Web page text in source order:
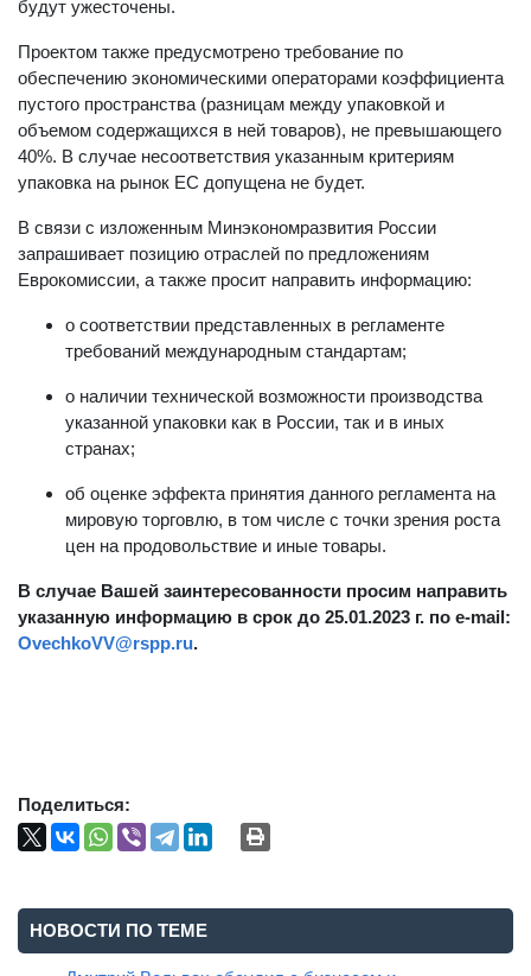
будут ужесточены.
Проектом также предусмотрено требование по
обеспечению экономическими операторами коэффициента
пустого пространства (разницам между упаковкой и
объемом содержащихся в ней товаров), не превышающего
40%. В случае несоответствия указанным критериям
упаковка на рынок ЕС допущена не будет.
В связи с изложенным Минэкономразвития России
запрашивает позицию отраслей по предложениям
Еврокомиссии, а также просит направить информацию:
о соответствии представленных в регламенте
требований международным стандартам;
о наличии технической возможности производства
указанной упаковки как в России, так и в иных
странах;
об оценке эффекта принятия данного регламента на
мировую торговлю, в том числе с точки зрения роста
цен на продовольствие и иные товары.
В случае Вашей заинтересованности просим направить
указанную информацию в срок до 25.01.2023 г. по e-mail:
OvechkoVV@rspp.ru.
Поделиться:
НОВОСТИ ПО ТЕМЕ